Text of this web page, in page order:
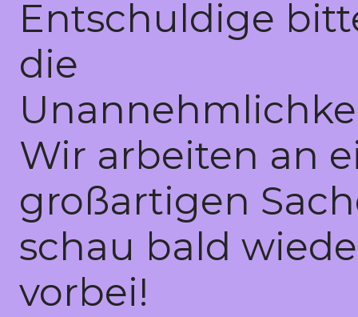
Entschuldige
die
Wir arbeiten an
großartigen
schau bald
vorbei!